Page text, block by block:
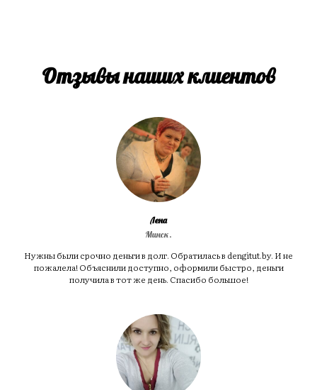
Отзывы наших клиентов
Лена
Минск.
Нужны были срочно деньги в долг. Обратилась в dengitut.by. И не
пожалела! Объяснили доступно, оформили быстро, деньги
получила в тот же день. Спасибо большое!